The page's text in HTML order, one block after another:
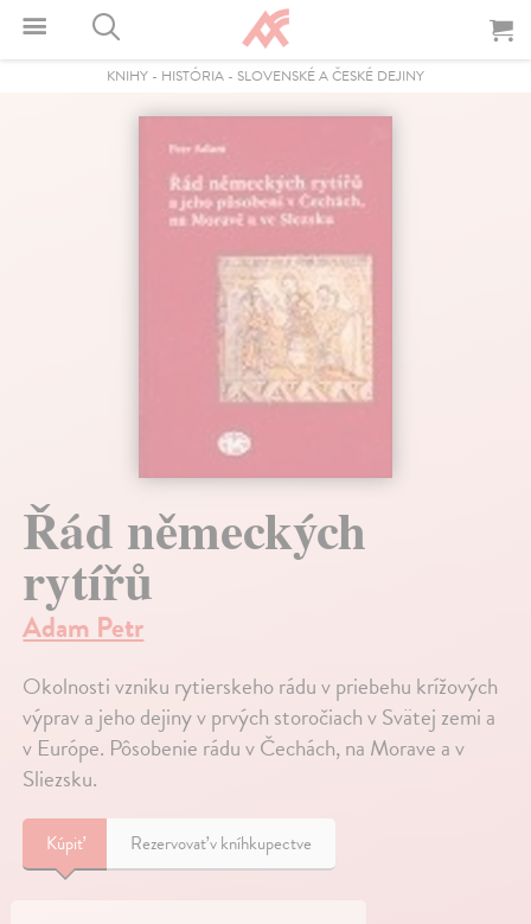
KNIHY - HISTÓRIA - SLOVENSKÉ A ČESKÉ DEJINY
Řád německých
rytířů
Adam Petr
Okolnosti vzniku rytierskeho rádu v priebehu krížových
výprav a jeho dejiny v prvých storočiach v Svätej zemi a
v Európe. Pôsobenie rádu v Čechách, na Morave a v
Sliezsku.
Kúpiť Rezervovať v kníhkupectve